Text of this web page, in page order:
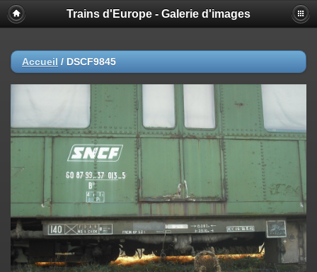
Trains d'Europe - Galerie d'images
Accueil / DSCF9845